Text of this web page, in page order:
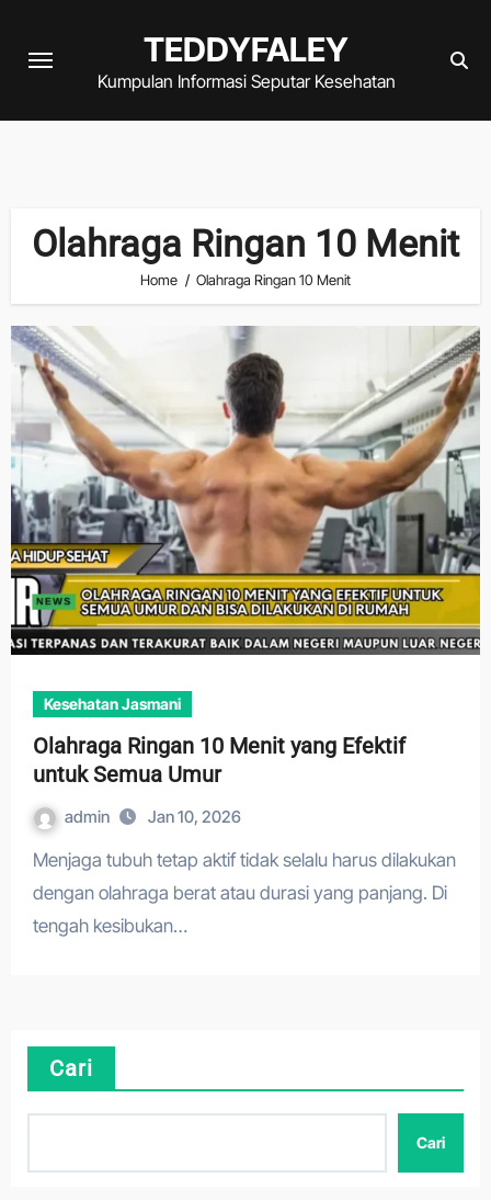
TEDDYFALEY
Kumpulan Informasi Seputar Kesehatan
Olahraga Ringan 10 Menit
Home Olahraga Ringan 10 Menit
Kesehatan Jasmani
Olahraga Ringan 10 Menit yang Efektif
untuk Semua Umur
admin Jan 10, 2026
Menjaga tubuh tetap aktif tidak selalu harus dilakukan
dengan olahraga berat atau durasi yang panjang. Di
tengah kesibukan…
Cari
Cari